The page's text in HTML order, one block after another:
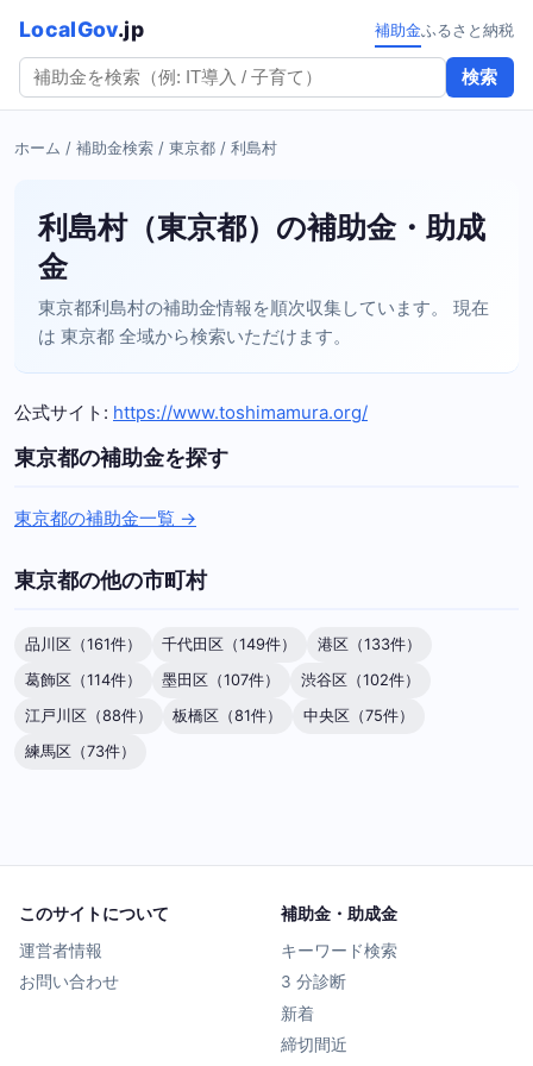
LocalGov.jp
検索
補助金ふるさと納税
ホーム / 補助金検索 / 東京都 / 利島村
利島村（東京都）の補助金・助成
金
東京都利島村の補助金情報を順次収集しています。 現在
は 東京都 全域から検索いただけます。
公式サイト: https://www.toshimamura.org/
東京都の補助金を探す
東京都の補助金一覧 →
東京都の他の市町村
品川区（161件） 千代田区（149件）
港区（133件）
葛飾区（114件）
墨田区（107件）
渋谷区（102件）
江戸川区（88件）
板橋区（81件）
中央区（75件）
練馬区（73件）
このサイトについて
運営者情報
お問い合わせ
補助金・助成金
キーワード検索
3 分診断
新着
締切間近